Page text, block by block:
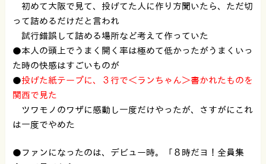
初めて大阪で見て、投げてた人に作り方聞いたら、ただ切
って詰めるだけだと言われ
試行錯誤して詰める場所など考えて作っていた
●本人の頭上でうまく開く率は極めて低かったがうまくいっ
た時の快感はすごいものが
●投げた紙テープに、３行で＜ランちゃん＞書かれたものを
関西で見た
ツワモノのワザに感動し一度だけやったが、さすがにこれ
は一度でやめた
●ファンになったのは、デビュー時。「８時だヨ！全員集